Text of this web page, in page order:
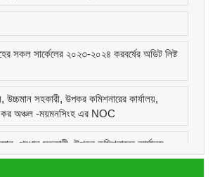
সকল সার্কেলের ২০২৩-২০২৪ করবর্ষের অডিট লিষ্ট
সহকারী, উপকর কমিশনারের কার্যালয়,
কর অঞ্চল -ময়মনসিংহ এর NOC
প্রধান সহকারী, উপকর কমিশনারের কার্যালয়,
কর অঞ্চল -ময়মনসিংহ এর NOC